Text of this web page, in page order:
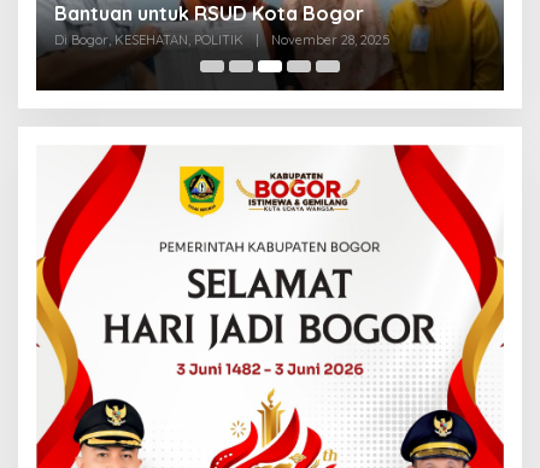
Bantuan untuk RSUD Kota Bogor
Di Bogor, KESEHATAN, POLITIK | November 28, 2025